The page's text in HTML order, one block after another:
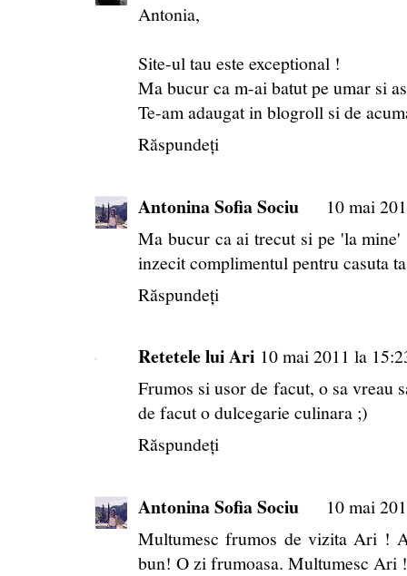
Antonia,
Site-ul tau este exceptional !
Ma bucur ca m-ai batut pe umar si
Te-am adaugat in blogroll si de
Răspundeți
Antonina Sofia Sociu
10 mai
Ma bucur ca ai trecut si pe 'la
inzecit complimentul pentru casuta
Răspundeți
Retetele lui Ari 10 mai 2011 la
Frumos si usor de facut, o sa vreau
de facut o dulcegarie culinara ;)
Răspundeți
Antonina Sofia Sociu
10 mai
Multumesc frumos de vizita Ari !
bun! O zi frumoasa. Multumesc Ari !